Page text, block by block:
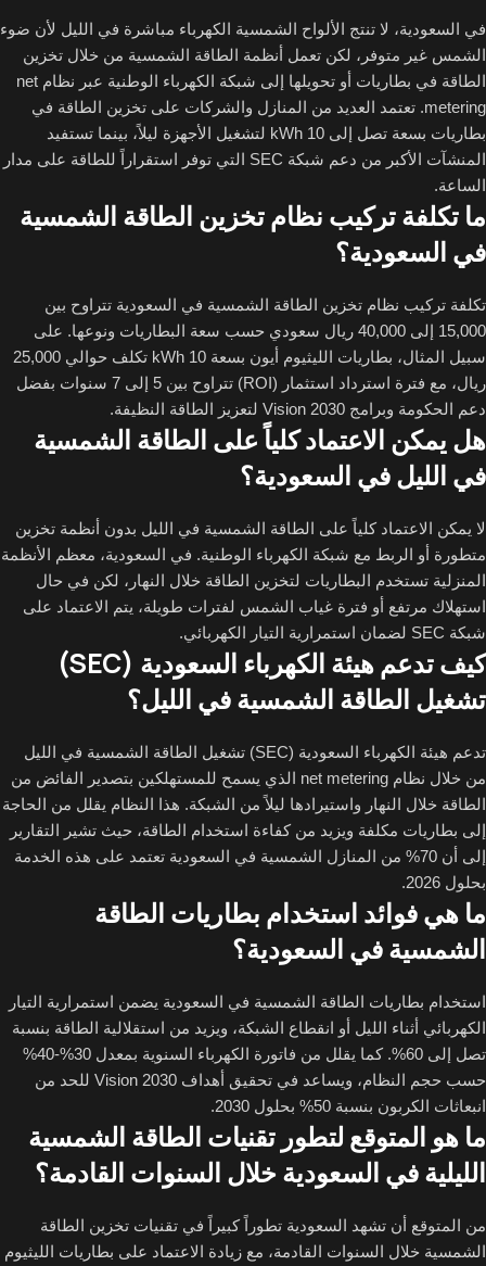
في السعودية، لا تنتج الألواح الشمسية الكهرباء مباشرة في الليل لأن ضوء
الشمس غير متوفر، لكن تعمل أنظمة الطاقة الشمسية من خلال تخزين
الطاقة في بطاريات أو تحويلها إلى شبكة الكهرباء الوطنية عبر نظام net
metering. تعتمد العديد من المنازل والشركات على تخزين الطاقة في
بطاريات بسعة تصل إلى 10 kWh لتشغيل الأجهزة ليلاً، بينما تستفيد
المنشآت الأكبر من دعم شبكة SEC التي توفر استقراراً للطاقة على مدار
الساعة.
ما تكلفة تركيب نظام تخزين الطاقة الشمسية
في السعودية؟
تكلفة تركيب نظام تخزين الطاقة الشمسية في السعودية تتراوح بين
15,000 إلى 40,000 ريال سعودي حسب سعة البطاريات ونوعها. على
سبيل المثال، بطاريات الليثيوم أيون بسعة 10 kWh تكلف حوالي 25,000
ريال، مع فترة استرداد استثمار (ROI) تتراوح بين 5 إلى 7 سنوات بفضل
دعم الحكومة وبرامج Vision 2030 لتعزيز الطاقة النظيفة.
هل يمكن الاعتماد كلياً على الطاقة الشمسية
في الليل في السعودية؟
لا يمكن الاعتماد كلياً على الطاقة الشمسية في الليل بدون أنظمة تخزين
متطورة أو الربط مع شبكة الكهرباء الوطنية. في السعودية، معظم الأنظمة
المنزلية تستخدم البطاريات لتخزين الطاقة خلال النهار، لكن في حال
استهلاك مرتفع أو فترة غياب الشمس لفترات طويلة، يتم الاعتماد على
شبكة SEC لضمان استمرارية التيار الكهربائي.
كيف تدعم هيئة الكهرباء السعودية (SEC)
تشغيل الطاقة الشمسية في الليل؟
تدعم هيئة الكهرباء السعودية (SEC) تشغيل الطاقة الشمسية في الليل
من خلال نظام net metering الذي يسمح للمستهلكين بتصدير الفائض من
الطاقة خلال النهار واستيرادها ليلاً من الشبكة. هذا النظام يقلل من الحاجة
إلى بطاريات مكلفة ويزيد من كفاءة استخدام الطاقة، حيث تشير التقارير
إلى أن 70% من المنازل الشمسية في السعودية تعتمد على هذه الخدمة
بحلول 2026.
ما هي فوائد استخدام بطاريات الطاقة
الشمسية في السعودية؟
استخدام بطاريات الطاقة الشمسية في السعودية يضمن استمرارية التيار
الكهربائي أثناء الليل أو انقطاع الشبكة، ويزيد من استقلالية الطاقة بنسبة
تصل إلى 60%. كما يقلل من فاتورة الكهرباء السنوية بمعدل 30%-40%
حسب حجم النظام، ويساعد في تحقيق أهداف Vision 2030 للحد من
انبعاثات الكربون بنسبة 50% بحلول 2030.
ما هو المتوقع لتطور تقنيات الطاقة الشمسية
الليلية في السعودية خلال السنوات القادمة؟
من المتوقع أن تشهد السعودية تطوراً كبيراً في تقنيات تخزين الطاقة
الشمسية خلال السنوات القادمة، مع زيادة الاعتماد على بطاريات الليثيوم